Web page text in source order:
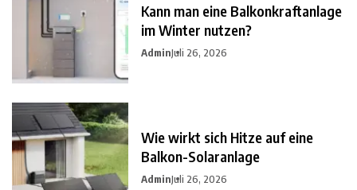
Kann man eine Balkonkraftanlage
im Winter nutzen?
AdminJuli 26, 2026
Wie wirkt sich Hitze auf eine
Balkon-Solaranlage
AdminJuli 26, 2026